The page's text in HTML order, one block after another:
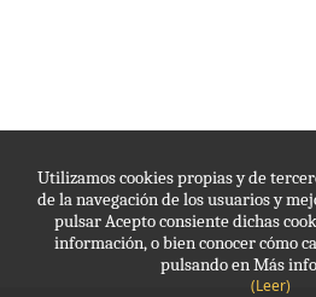
Utilizamos cookies propias y de
de la navegación de los usuarios y
pulsar Acepto consiente dichas
información, o bien conocer cómo
pulsando en Más
(Leer)